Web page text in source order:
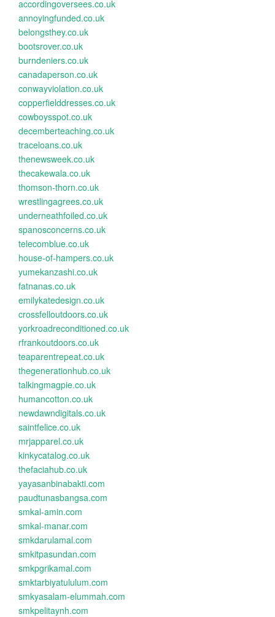
accordingoversees.co.uk
annoyingfunded.co.uk
belongsthey.co.uk
bootsrover.co.uk
burndeniers.co.uk
canadaperson.co.uk
conwayviolation.co.uk
copperfielddresses.co.uk
cowboysspot.co.uk
decemberteaching.co.uk
traceloans.co.uk
thenewsweek.co.uk
thecakewala.co.uk
thomson-thorn.co.uk
wrestlingagrees.co.uk
underneathfoiled.co.uk
spanosconcerns.co.uk
telecomblue.co.uk
house-of-hampers.co.uk
yumekanzashi.co.uk
fatnanas.co.uk
emilykatedesign.co.uk
crossfelloutdoors.co.uk
yorkroadreconditioned.co.uk
rfrankoutdoors.co.uk
teaparentrepeat.co.uk
thegenerationhub.co.uk
talkingmagpie.co.uk
humancotton.co.uk
newdawndigitals.co.uk
saintfelice.co.uk
mrjapparel.co.uk
kinkycatalog.co.uk
thefaciahub.co.uk
yayasanbinabakti.com
paudtunasbangsa.com
smkal-amin.com
smkal-manar.com
smkdarulamal.com
smkitpasundan.com
smkpgrikamal.com
smktarbiyatululum.com
smkyasalam-elummah.com
smkpelitaynh.com